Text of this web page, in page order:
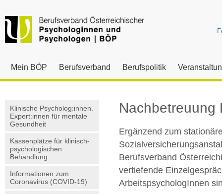
Mein BÖP Berufsverband Berufspolitik
Klinische Psycholog:innen.
Expert:innen für mentale
Gesundheit
Kassenplätze für klinisch-
psychologischen
Behandlung
Informationen zum
Coronavirus (COVID-19)
Nachbetreuung
Ergänzend zum
Berufsverband
vertiefende
ArbeitspsychologInnen